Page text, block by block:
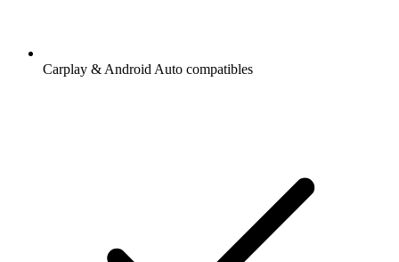
Carplay & Android Auto compatibles